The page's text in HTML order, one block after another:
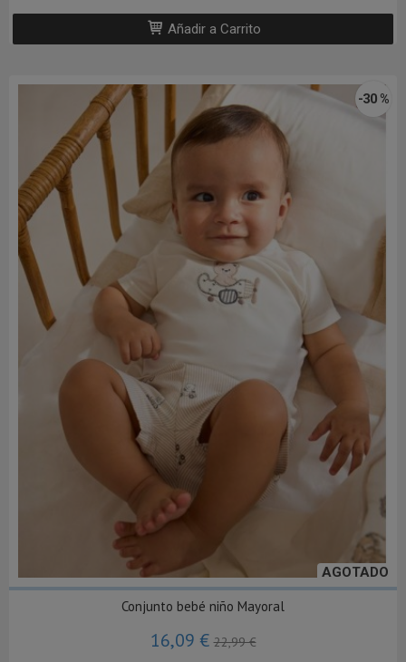
Añadir a Carrito
AGOTADO
-30 %
Conjunto bebé niño Mayoral
16,09 €22,99 €